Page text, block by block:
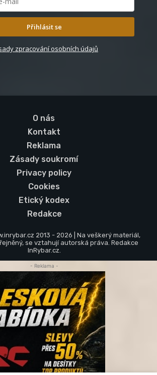
Přihlásit se
zpracování osobních údajů
O nás
Kontakt
Reklama
Zásady soukromí
Privacy policy
Cookies
Etický kodex
Redakce
2013 - 2026 | Na veškerý materiál,
se vztahují autorská práva. Redakce
InRybar.cz.
- Reklama -